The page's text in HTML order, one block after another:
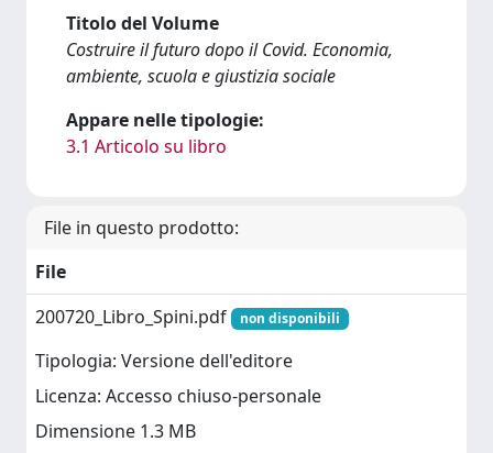
Titolo del Volume
Costruire il futuro dopo il Covid. Economia,
ambiente, scuola e giustizia sociale
Appare nelle tipologie:
3.1 Articolo su libro
File in questo prodotto:
File
200720_Libro_Spini.pdf
non disponibili
Tipologia: Versione dell'editore
Licenza: Accesso chiuso-personale
Dimensione 1.3 MB